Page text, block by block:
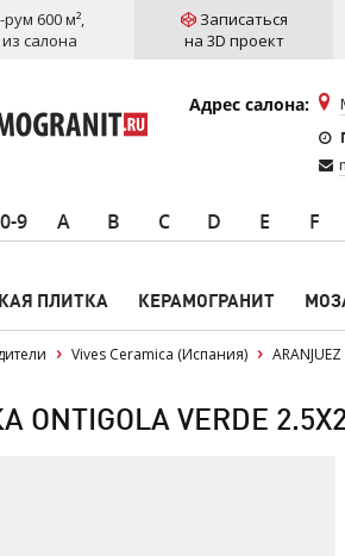
600 м²,
салона
Записаться
на 3D проект
Адрес салона:
0-9 A B C D E F
ПЛИТКА КЕРАМОГРАНИТ
Vives Ceramica (Испания) ARANJUEZ
ONTIGOLA VERDE